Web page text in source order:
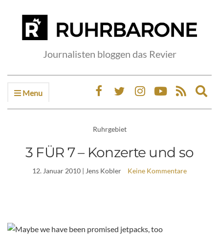
Journalisten bloggen das Revier
Menu
Ruhrgebiet
3 FÜR 7 – Konzerte und so
12. Januar 2010 | Jens Kobler Keine Kommentare